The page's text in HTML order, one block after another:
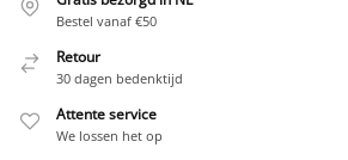
Bestel vanaf €50
Retour
30 dagen bedenktijd
Attente service
We lossen het op